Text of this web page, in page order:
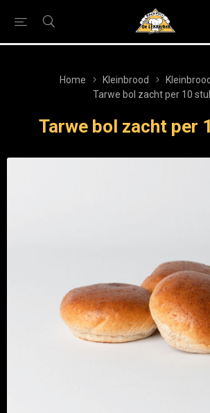
Home Kleinbrood
Tarwe bol zacht per 10
Tarwe bol zacht per